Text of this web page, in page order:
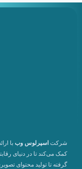
شرکت اسپرلوس وب با
کمک می‌کند تا در دنیای
گرفته تا تولید محتوای